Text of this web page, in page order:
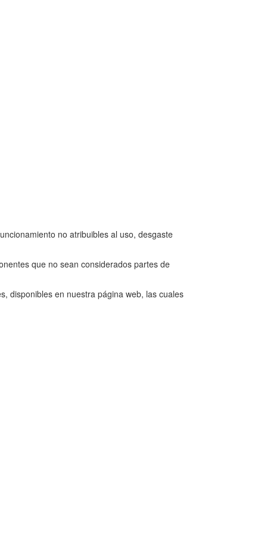
no atribuibles al uso, desgaste
que no sean considerados partes de
disponibles en nuestra página web, las cuales